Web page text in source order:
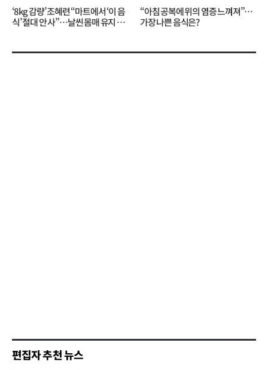
‘8kg 감량’ 조혜련 “마트에서 ‘이 음
식’ 절대 안 사”…날씬 몸매 유지 비
“아침 공복에 위의 염증 느껴져”…
가장 나쁜 음식은?
편집자 추천 뉴스